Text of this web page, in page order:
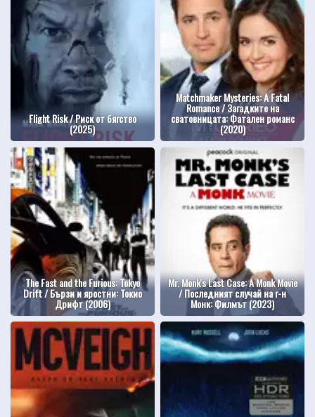
Flight Risk / Риск от бягство
(2025)
Matchmaker Mysteries: A Fatal
Romance / Загадките на
сватовницата: Фатален романс
(2020)
The Fast and the Furious: Tokyo
Drift / Бързи и яростни: Токио
Дрифт (2006)
Mr. Monk's Last Case: A Monk Movie
/ Последният случай на г-н
Монк: Филмът (2023)